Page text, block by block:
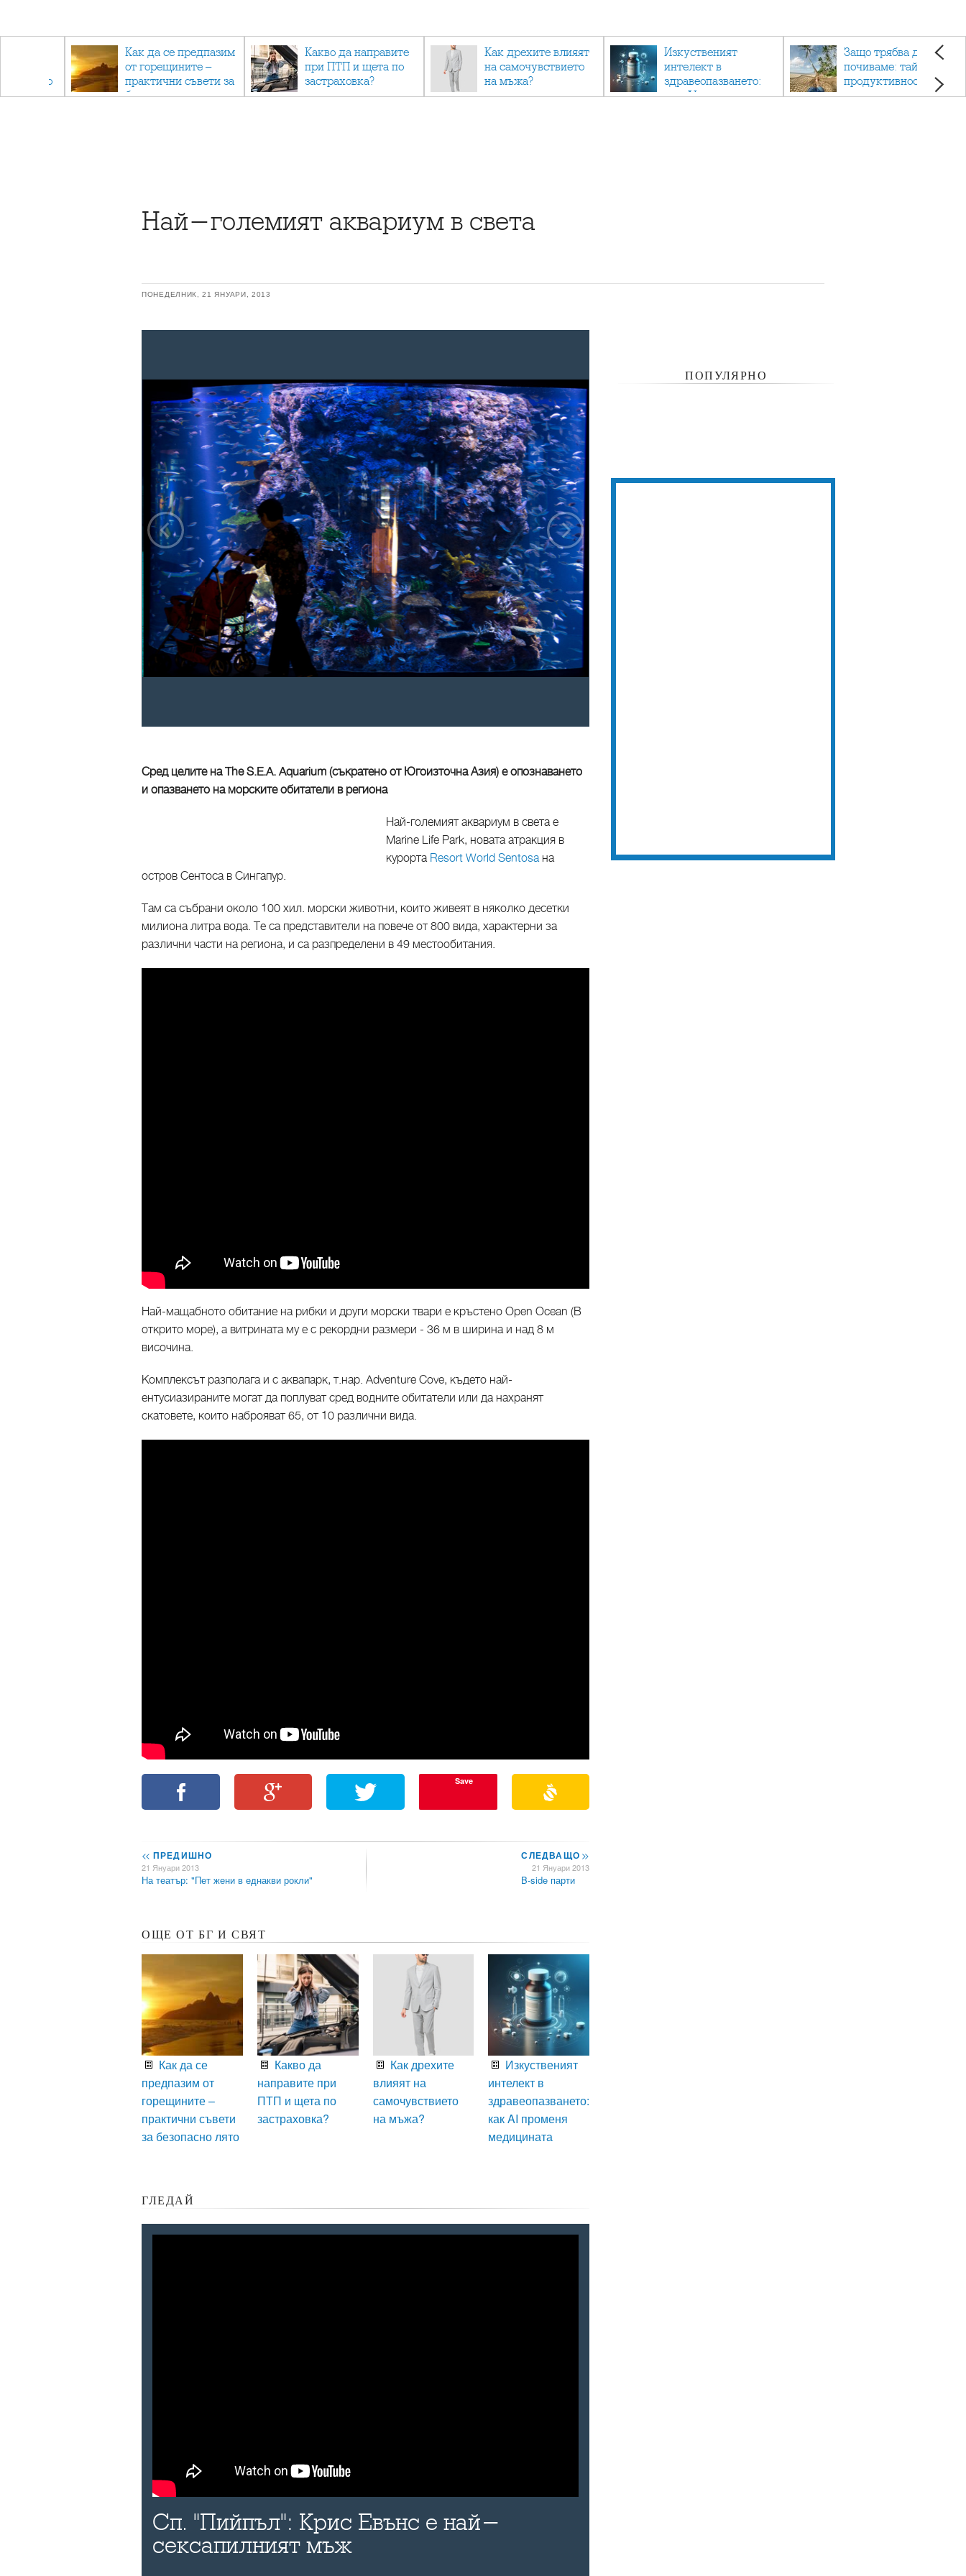
отново
Как да се предпазим
от горещините –
практични съвети за
безопасно лято
Какво да направите
при ПТП и щета по
застраховка?
Как дрехите влияят
на самочувствието
на мъжа?
Изкуственият
интелект в
здравеопазването:
как AI променя
Защо трябва да си
почиваме: тайната на
продуктивността,
здравето и добрия
Най-големият аквариум в света
ПОНЕДЕЛНИК, 21 ЯНУАРИ, 2013
Сред целите на The S.E.A. Aquarium (съкратено от Югоизточна Азия) е опознаването
и опазването на морските обитатели в региона
Най-големият аквариум в света е
Marine Life Park, новата атракция в
курорта Resort World Sentosaна
остров Сентоса в Сингапур.
Там са събрани около 100 хил. морски животни, които живеят в няколко десетки
милиона литра вода. Те са представители на повече от 800 вида, характерни за
различни части на региона, и са разпределени в 49 местообитания.
Най-мащабното обитание на рибки и други морски твари е кръстено Open Ocean (В
открито море), а витрината му е с рекордни размери - 36 м в ширина и над 8 м
височина.
Комплексът разполага и с аквапарк, т.нар. Adventure Cove, където най-
ентусиазираните могат да поплуват сред водните обитатели или да нахранят
скатовете, които наброяват 65, от 10 различни вида.
Save
<< ПРЕДИШНО
21 Януари 2013
На театър: "Пет жени в еднакви рокли"
СЛЕДВАЩО>>
21 Януари 2013
B-side парти
ОЩЕ ОТ БГ И СВЯТ
Как да се
предпазим от
горещините –
практични съвети
за безопасно лято
Какво да
направите при
ПТП и щета по
застраховка?
Как дрехите
влияят на
самочувствието
на мъжа?
Изкуственият
интелект в
здравеопазването:
как AI променя
медицината
ГЛЕДАЙ
Сп. "Пийпъл": Крис Евънс е най-
сексапилният мъж
ПОПУЛЯРНО